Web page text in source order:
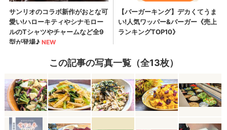
この記事の写真一覧（全13枚）